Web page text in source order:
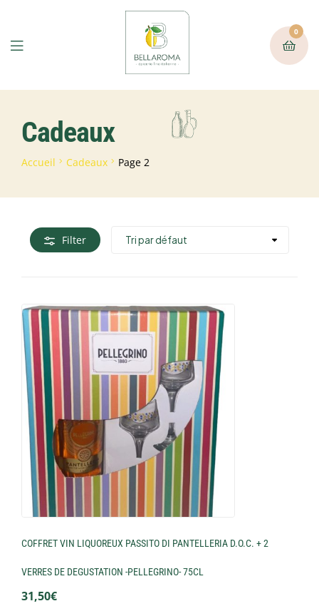
0
Cadeaux
Accueil Cadeaux Page 2
Filter
COFFRET VIN LIQUOREUX PASSITO DI PANTELLERIA D.O.C. + 2
VERRES DE DEGUSTATION -PELLEGRINO- 75CL
31,50€